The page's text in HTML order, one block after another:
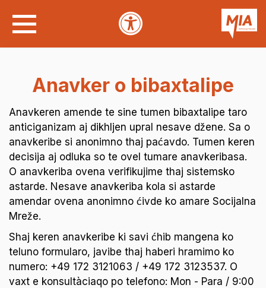
Anavker o bibaxtalipe
Anavkeren amende te sine tumen bibaxtalipe taro
anticiganizam aj dikhljen upral nesave džene. Sa o
anavkeribe si anonimno thaj paćavdo. Tumen keren
decisija aj odluka so te ovel tumare anavkeribasa.
O anavkeriba ovena verifikujime thaj sistemsko
astarde. Nesave anavkeriba kola si astarde
amendar ovena anonimno ćivde ko amare Socijalna
Mreže.
Shaj keren anavkeribe ki savi ćhib mangena ko
teluno formularo, javibe thaj haberi hramimo ko
numero: +49 172 3121063 / +49 172 3123537. O
vaxt e konsultàciaqo po telefono: Mon - Para / 9:00